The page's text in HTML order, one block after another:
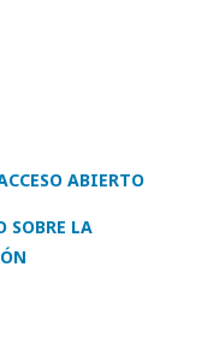
ABIERTO
SOBRE LA